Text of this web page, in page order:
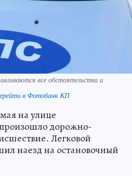
все обстоятельства и
в Фотобанк КП
на улице
дорожно-
Легковой
наезд на остановочный